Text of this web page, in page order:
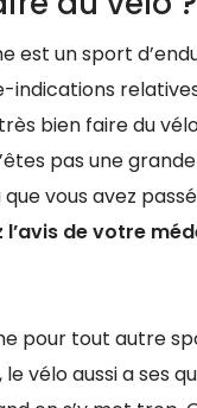
est un sport
indications
bien faire du
pas une
vous avez
l’avis de votre
pour tout autre
vélo aussi a ses